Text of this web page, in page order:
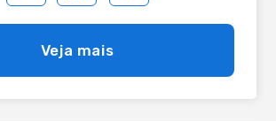
Veja mais